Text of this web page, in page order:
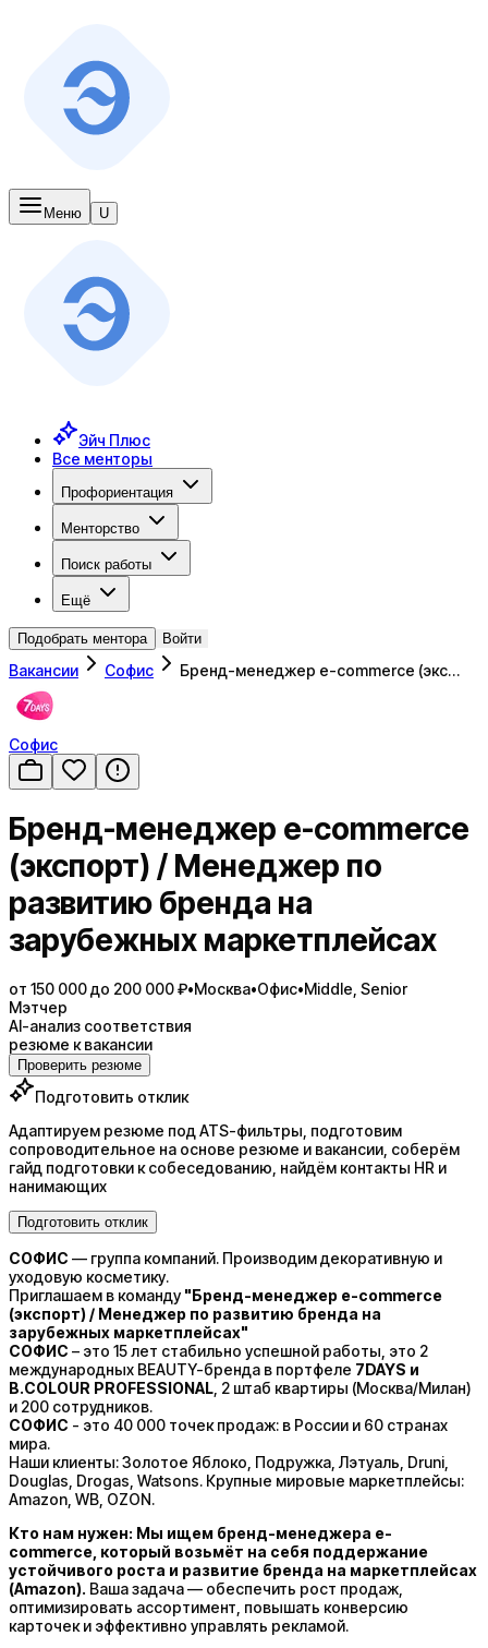
Меню U
Эйч Плюс
Все менторы
Профориентация
Менторство
Поиск работы
Ещё
Подобрать ментора Войти
Вакансии Софис Бренд-менеджер e-commerce (экс…
Софис
Бренд-менеджер e-commerce
(экспорт) / Менеджер по
развитию бренда на
зарубежных маркетплейсах
от 150 000 до 200 000 ₽•Москва•Офис•Middle, Senior
Мэтчер
AI-анализ соответствия
резюме к вакансии
Проверить резюме
Подготовить отклик
Адаптируем резюме под ATS-фильтры, подготовим
сопроводительное на основе резюме и вакансии, соберём
гайд подготовки к собеседованию, найдём контакты HR и
нанимающих
Подготовить отклик
CОФИС — группа компаний. Производим декоративную и
уходовую косметику.
Приглашаем в команду "Бренд-менеджер e-commerce
(экспорт) / Менеджер по развитию бренда на
зарубежных маркетплейсах"
CОФИС – это 15 лет стабильно успешной работы, это 2
международных BEAUTY-бренда в портфеле 7DAYS и
В.COLOUR PROFESSIONAL , 2 штаб квартиры (Москва/Милан)
и 200 сотрудников.
CОФИС - это 40 000 точек продаж: в России и 60 странах
мира.
Наши клиенты: Золотое Яблоко, Подружка, Лэтуаль, Druni,
Douglas, Drogas, Watsons. Крупные мировые маркетплейсы:
Amazon, WB, OZON.
Кто нам нужен: Мы ищем бренд-менеджера e-
commerce, который возьмёт на себя поддержание
устойчивого роста и развитие бренда на маркетплейсах
(Аmazon). Ваша задача — обеспечить рост продаж,
оптимизировать ассортимент, повышать конверсию
карточек и эффективно управлять рекламой.